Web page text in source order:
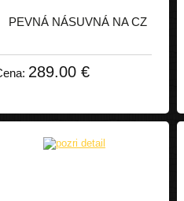
PEVNÁ NÁSUVNÁ NA CZ
289.00 €